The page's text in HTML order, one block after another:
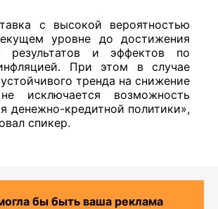
с высокой вероятностью
уровне до достижения
результатов и эффектов по
При этом в случае
тренда на снижение
исключается возможность
денежно-кредитной политики»,
спикер.
бы быть ваша реклама